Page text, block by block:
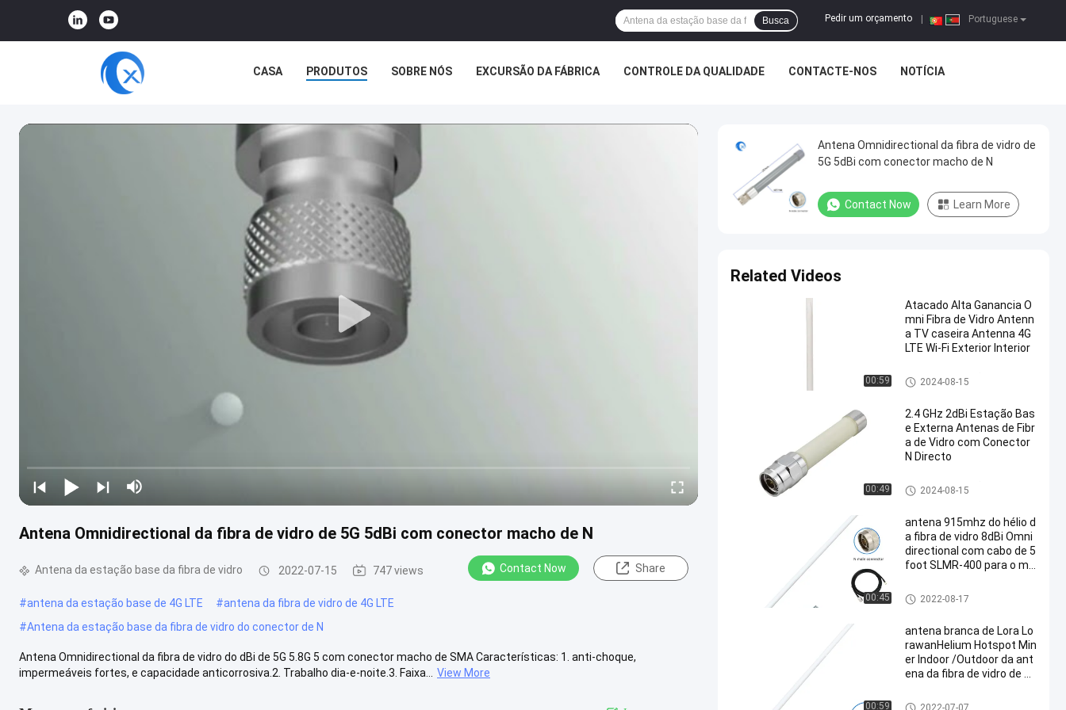
Portuguese
Pedir um orçamento
Busca
CASA PRODUTOS SOBRE NÓS EXCURSÃO DA FÁBRICA CONTROLE DA QUALIDADE CONTACTE-NOS NOTÍCIA
Antena Omnidirectional da fibra de vidro de 5G 5dBi com conector macho de N
Antena da estação base da fibra de vidro 2022-07-15 747 views Contact Now Share
#antena da estação base de 4G LTE #antena da fibra de vidro de 4G LTE
#Antena da estação base da fibra de vidro do conector de N
Antena Omnidirectional da fibra de vidro do dBi de 5G 5.8G 5 com conector macho de SMA Características: 1. anti-choque,
impermeáveis fortes, e capacidade anticorrosiva.2. Trabalho dia-e-noite.3. Faixa...
View More
Antena Omnidirectional da fibra de vidro de
5G 5dBi com conector macho de N
Contact Now Learn More
Related Videos
00:59
Atacado Alta Ganancia O
mni Fibra de Vidro Antenn
a TV caseira Antenna 4G
LTE Wi-Fi Exterior Interior
Antena da estação base da fib
ra de vidro
2024-08-15
00:49
2.4 GHz 2dBi Estação Bas
e Externa Antenas de Fibr
a de Vidro com Conector
N Directo
Antena da estação base da fib
ra de vidro
2024-08-15
00:45
antena 915mhz do hélio d
a fibra de vidro 8dBi Omni
directional com cabo de 5
foot SLMR-400 para o mi
ap do hélio
Antena do hélio
2022-08-17
00:59
antena branca de Lora Lo
rawanHelium Hotspot Min
er Indoor /Outdoor da ant
ena da fibra de vidro de 91
Antena do hélio
2022-07-07